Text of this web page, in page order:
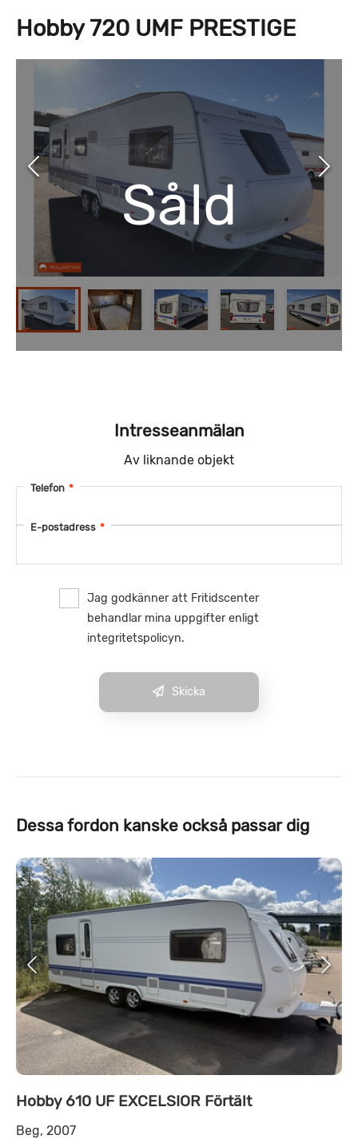
Hobby 720 UMF PRESTIGE
Såld
Intresseanmälan
Av liknande objekt
Telefon *
E-postadress *
Jag godkänner att Fritidscenter
behandlar mina uppgifter enligt
integritetspolicyn.
Skicka
Dessa fordon kanske också passar dig
Hobby 610 UF EXCELSIOR Förtält
Beg, 2007